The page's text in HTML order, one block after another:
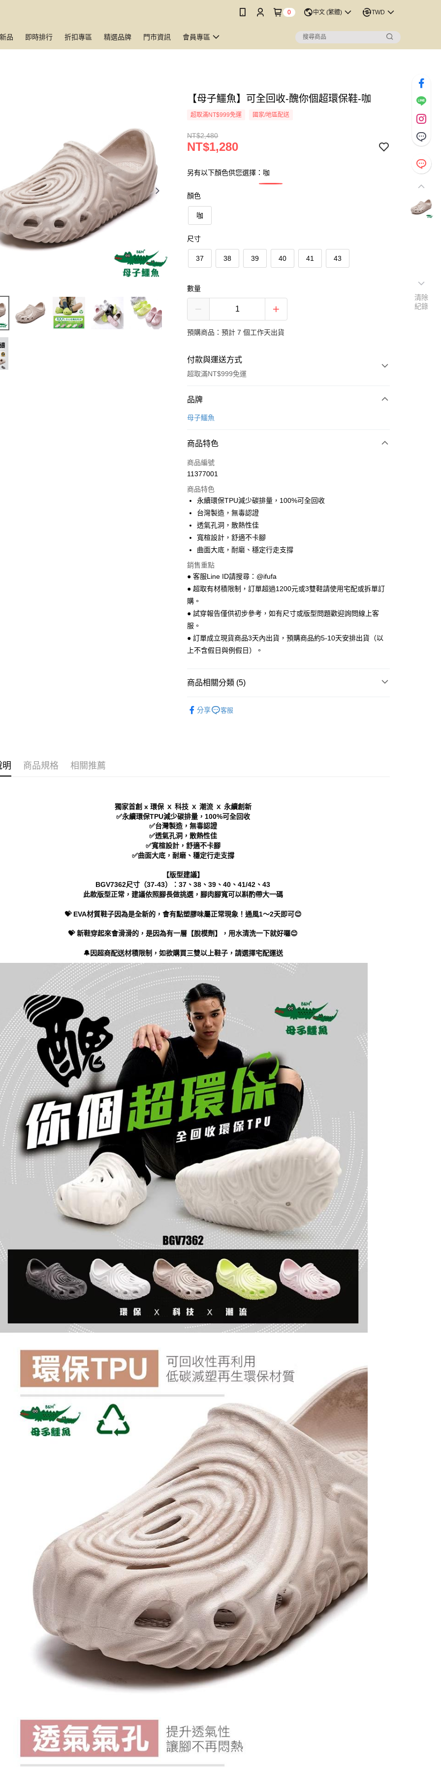
0 中文 (繁體) TWD
品 即時排行 折扣專區 精選品牌 門市資訊 會員專區
【母子鱷魚】可全回收-醜你個超環保鞋-咖
超取滿NT$999免運 國家/地區配送
NT$2,480
NT$1,280
另有以下顏色供您選擇：咖
顏色
咖
尺寸
37 38 39 40 41 43
數量
預購商品：預計 7 個工作天出貨
付款與運送方式
超取滿NT$999免運
付款方式
信用卡一次付款
Apple Pay
街口支付
悠遊付
Google Pay
全盈+PAY
AFTEE先享後付
相關說明
【關於「AFTEE先享後付」】
AFTEE先享後付是「在收到商品之後才付款」的支付方式。 讓您購物簡單
便利好安心！
１．簡單：不需註冊會員、不需綁卡、不需儲值。
３．安心：先確認商品／服務後，再付款。
【「AFTEE先享後付」結帳流程】
１．於結帳方式選擇「AFTEE先享後付」後，將跳轉至「AFTEE先享後
３．收到繳費通知簡訊後14天內，點擊此簡訊中的連結，可透過四大超商
絡購買商品的店家。未經商家同意取消之訂單仍視為有效，需透過AFTEE
https://aftee.tw/terms/#terms3
３．未成年的使用者請事先徵得法定代理人或監護人之同意方可使用
「AFTEE先享後付」，若未經同意申辦者引起之損失，本公司不負相關責
任。
４．使用「AFTEE先享後付」時，將依據個別帳號之用戶狀況，依本公司
即時審查核予不同之上限額度；若仍有額度不足之情形，本公司將視審查
結果請求用戶進行身份認證。
形，恩沛科技股份有限公司將有權停止該用戶之使用額度並採取法律行
動。
ATM付款
運送方式
全家 取貨付款
每筆NT$70，滿NT$999(含以上)免運費
每筆NT$70，滿NT$999(含以上)免運費
7-11 取貨付款
品牌
母子鱷魚
商品特色
商品編號
11377001
商品特色
永續環保TPU減少碳排量，100%可全回收
台灣製造，無毒認證
透氣孔洞，散熱性佳
寬楦設計，舒適不卡腳
曲面大底，耐磨、穩定行走支撐
銷售重點
● 客服Line ID請搜尋：@ifufa
● 超取有材積限制，訂單超過1200元或3雙鞋請使用宅配或拆單訂
購。
● 試穿報告僅供初步參考，如有尺寸或版型問題歡迎詢問線上客
服。
● 訂單成立現貨商品3天內出貨，預購商品約5-10天安排出貨（以
上不含假日與例假日）。
商品相關分類 (5)
分享 客服
明 商品規格 相關推薦
獨家首創 x 環保 ｘ 科技 ｘ 潮流 ｘ 永續創新
✅永續環保TPU減少碳排量，100%可全回收
✅台灣製造，無毒認證
✅透氣孔洞，散熱性佳
✅寬楦設計，舒適不卡腳
✅曲面大底，耐磨、穩定行走支撐
【版型建議】
BGV7362尺寸（37-43）：37、38、39、40、41/42、43
此款版型正常，建議依照腳長做挑選，腳肉腳寬可以斟酌帶大一碼
💝 EVA材質鞋子因為是全新的，會有點塑膠味屬正常現象！通風1～2天即可😊
💝 新鞋穿起來會滑滑的，是因為有一層【脫模劑】，用水清洗一下就好囉😊
🔔因超商配送材積限制，如欲購買三雙以上鞋子，請選擇宅配運送
清除
紀錄